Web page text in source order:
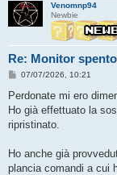
Venomnp94
Newbie
Re: Monitor
M
s
a
g
o
07/07/2026, 10:21
Perdonate mi ero
Ho già effettuato la
ripristinato.
Ho anche già
plancia comandi a cui